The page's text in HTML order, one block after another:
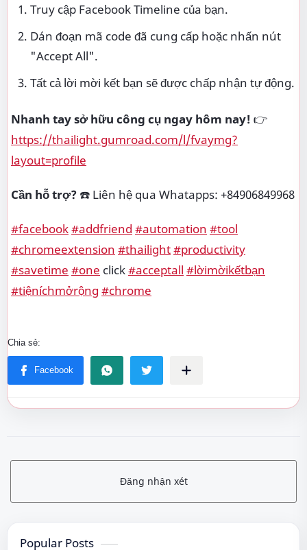
Truy cập Facebook Timeline của bạn.
Dán đoạn mã code đã cung cấp hoặc nhấn nút
"Accept All".
Tất cả lời mời kết bạn sẽ được chấp nhận tự động.
Nhanh tay sở hữu công cụ ngay hôm nay! 👉
https://thailight.gumroad.com/l/fvaymg?
layout=profile
Cần hỗ trợ? ☎️ Liên hệ qua Whatapps: +84906849968
#facebook#addfriend #automation #tool
#chromeextension #thailight#productivity
#savetime #one click#acceptall #lờimờikếtbạn
#tiệníchmởrộng #chrome
Đăng nhận xét
Popular Posts